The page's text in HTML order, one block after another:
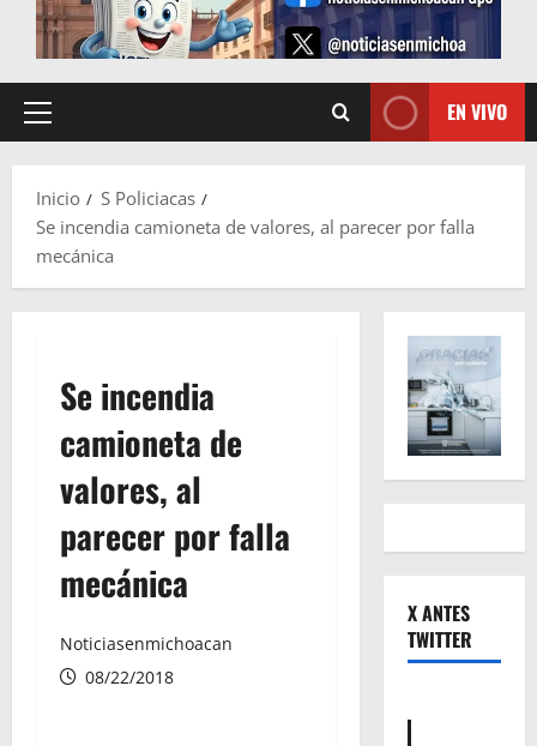
Menú
EN VIVO
Inicio
S Policiacas
Se incendia camioneta de valores, al parecer por falla
mecánica
Se incendia
camioneta de
valores, al
parecer por falla
mecánica
Noticiasenmichoacan
08/22/2018
X ANTES
TWITTER